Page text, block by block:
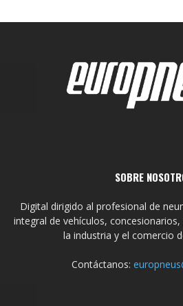
SOBRE
Digital dirigido al profesional de
integral de vehículos,
la industria y el comercio
Contáctanos: